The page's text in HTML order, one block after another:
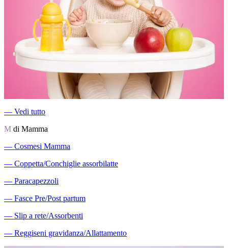
― Vedi tutto
M di Mamma
― Cosmesi Mamma
― Coppetta/Conchiglie assorbilatte
― Paracapezzoli
― Fasce Pre/Post partum
― Slip a rete/Assorbenti
― Reggiseni gravidanza/Allattamento